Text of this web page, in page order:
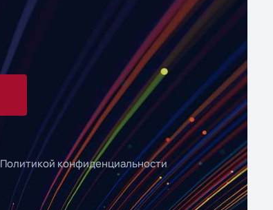
Политикой конфиденциальности